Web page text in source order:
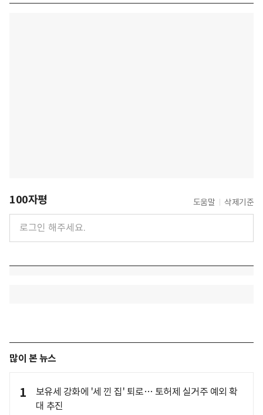
100자평 도움말 삭제기준
많이 본 뉴스
1
보유세 강화에 '세 낀 집' 퇴로… 토허제 실거주 예외 확
대 추진